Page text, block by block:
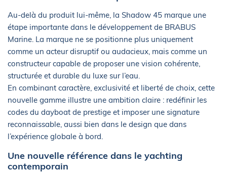
Au-delà du produit lui-même, la Shadow 45 marque une
étape importante dans le développement de BRABUS
Marine. La marque ne se positionne plus uniquement
comme un acteur disruptif ou audacieux, mais comme un
constructeur capable de proposer une vision cohérente,
structurée et durable du luxe sur l’eau.
En combinant caractère, exclusivité et liberté de choix, cette
nouvelle gamme illustre une ambition claire : redéfinir les
codes du dayboat de prestige et imposer une signature
reconnaissable, aussi bien dans le design que dans
l’expérience globale à bord.
Une nouvelle référence dans le yachting
contemporain